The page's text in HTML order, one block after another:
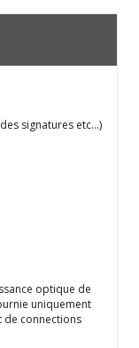
signatures etc…)
optique de
uniquement
connections